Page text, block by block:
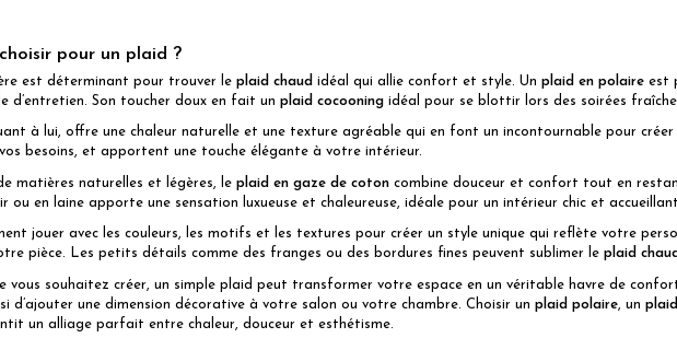
pour un plaid ?
est déterminant pour trouver le plaid chaud idéal qui allie confort et style. Un plaid en polaire est
d’entretien. Son toucher doux en fait un plaid cocooning idéal pour se blottir lors des soirées
à lui, offre une chaleur naturelle et une texture agréable qui en font un incontournable pour créer
besoins, et apportent une touche élégante à votre intérieur.
matières naturelles et légères, le plaid en gaze de coton combine douceur et confort tout en
ou en laine apporte une sensation luxueuse et chaleureuse, idéale pour un intérieur chic et
jouer avec les couleurs, les motifs et les textures pour créer un style unique qui reflète votre
pièce. Les petits détails comme des franges ou des bordures fines peuvent sublimer le plaid
vous souhaitez créer, un simple plaid peut transformer votre espace en un véritable havre de
d’ajouter une dimension décorative à votre salon ou votre chambre. Choisir un plaid polaire , un
un alliage parfait entre chaleur, douceur et esthétisme.